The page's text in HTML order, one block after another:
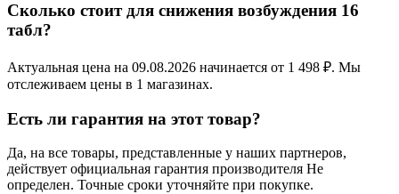
Сколько стоит для снижения возбуждения 16
табл?
Актуальная цена на 09.08.2026 начинается от 1 498 ₽. Мы
отслеживаем цены в 1 магазинах.
Есть ли гарантия на этот товар?
Да, на все товары, представленные у наших партнеров,
действует официальная гарантия производителя Не
определен. Точные сроки уточняйте при покупке.